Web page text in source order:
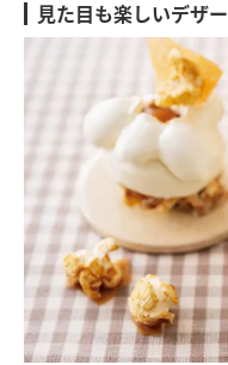
見た目も楽しいデザ